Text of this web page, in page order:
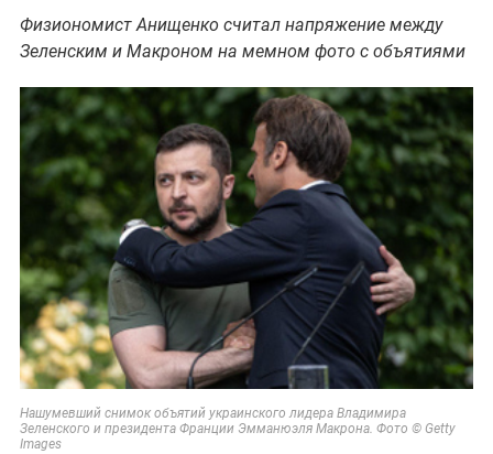
Физиономист Анищенко считал напряжение между
Зеленским и Макроном на мемном фото с объятиями
Нашумевший снимок объятий украинского лидера Владимира
Зеленского и президента Франции Эмманюэля Макрона. Фото © Getty
Images